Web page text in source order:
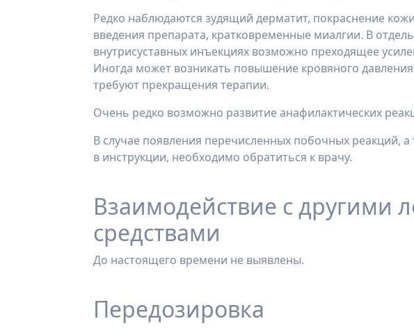
Редко наблюдаются зудящий дерматит, покраснение
введения препарата, кратковременные миалгии. В
внутрисуставных инъекциях возможно преходящее
Иногда может возникать повышение кровяного
требуют прекращения терапии.
Очень редко возможно развитие анафилактических
В случае появления перечисленных побочных реакций,
в инструкции, необходимо обратиться к врачу.
Взаимодействие с другими
средствами
До настоящего времени не выявлены.
Передозировка